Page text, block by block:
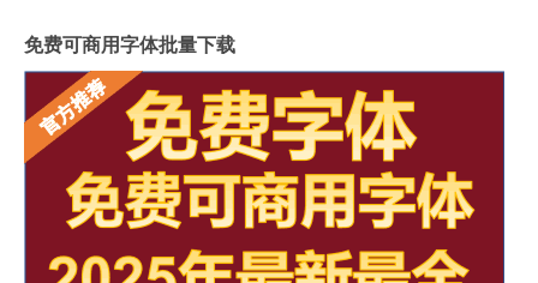
免费可商用字体批量下载